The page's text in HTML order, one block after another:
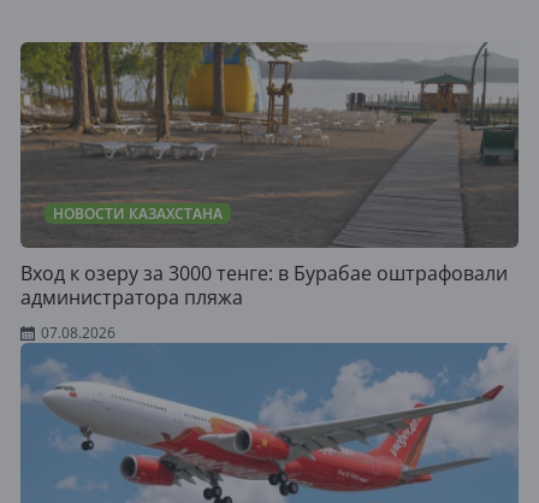
НОВОСТИ КАЗАХСТАНА
Вход к озеру за 3000 тенге: в Бурабае оштрафовали
администратора пляжа
07.08.2026